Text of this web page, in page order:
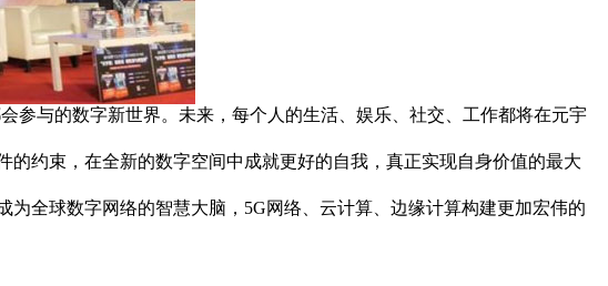
参与的数字新世界。未来，每个人的生活、娱乐、社交、工作都将在元宇
约束，在全新的数字空间中成就更好的自我，真正实现自身价值的最大
全球数字网络的智慧大脑，5G网络、云计算、边缘计算构建更加宏伟的